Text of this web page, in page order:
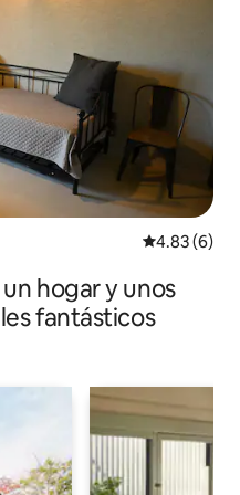
Calificación
4.83 (6)
hogar y unos
fantásticos